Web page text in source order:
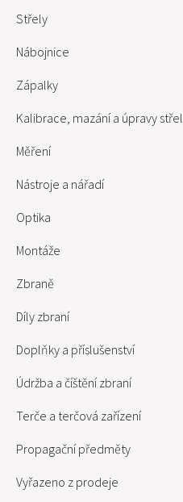
Střely
Nábojnice
Zápalky
Kalibrace, mazání a úpravy střel
Měření
Nástroje a nářadí
Optika
Montáže
Zbraně
Díly zbraní
Doplňky a příslušenství
Údržba a číštění zbraní
Terče a terčová zařízení
Propagační předměty
Vyřazeno z prodeje